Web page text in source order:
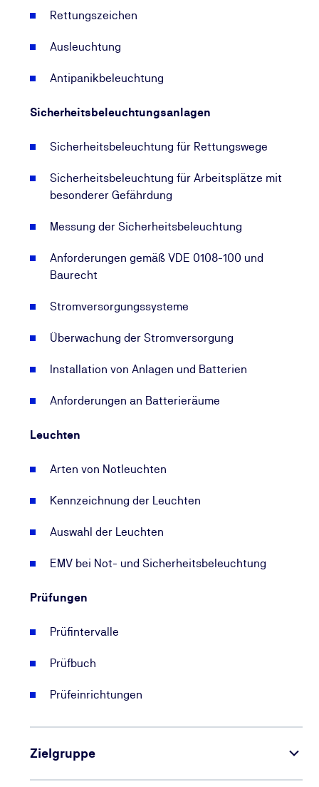
Rettungszeichen
Ausleuchtung
Antipanikbeleuchtung
Sicherheitsbeleuchtungsanlagen
Sicherheitsbeleuchtung für Rettungswege
Sicherheitsbeleuchtung für Arbeitsplätze mit
besonderer Gefährdung
Messung der Sicherheitsbeleuchtung
Anforderungen gemäß VDE 0108-100 und
Baurecht
Stromversorgungssysteme
Überwachung der Stromversorgung
Installation von Anlagen und Batterien
Anforderungen an Batterieräume
Leuchten
Arten von Notleuchten
Kennzeichnung der Leuchten
Auswahl der Leuchten
EMV bei Not- und Sicherheitsbeleuchtung
Prüfungen
Prüfintervalle
Prüfbuch
Prüfeinrichtungen
Zielgruppe